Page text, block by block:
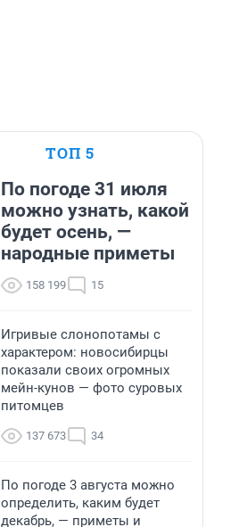
ТОП 5
По погоде 31 июля
можно узнать, какой
будет осень, —
народные приметы
158 199 15
Игривые слонопотамы с
характером: новосибирцы
показали своих огромных
мейн-кунов — фото суровых
питомцев
137 673 34
По погоде 3 августа можно
определить, каким будет
декабрь, — приметы и